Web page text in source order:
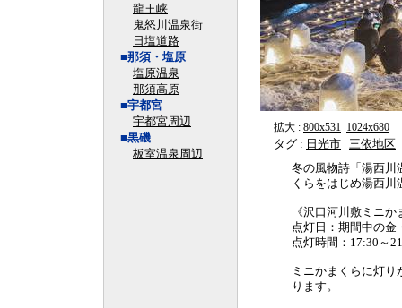
龍王峡
鬼怒川温泉街
日塩道路
■那須・塩原
塩原温泉
那須高原
■宇都宮
宇都宮周辺
■黒磯
板室温泉周辺
拡大 : 800x531 1024x680
タグ : 日光市
三依地区
冬の風物詩「湯西川
くらをはじめ湯西
《沢口河川敷ミニ
点灯日：期間中の金
点灯時間：17:30～
ミニかまくらに灯
ります。